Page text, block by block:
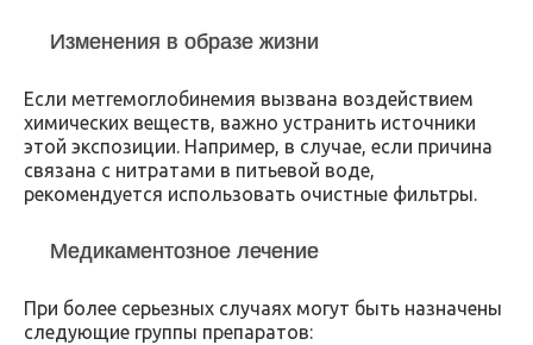
Изменения в образе жизни
Если метгемоглобинемия вызвана воздействием
химических веществ, важно устранить источники
этой экспозиции. Например, в случае, если причина
связана с нитратами в питьевой воде,
рекомендуется использовать очистные фильтры.
Медикаментозное лечение
При более серьезных случаях могут быть назначены
следующие группы препаратов: